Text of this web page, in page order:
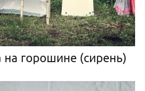
на горошине (сирень)